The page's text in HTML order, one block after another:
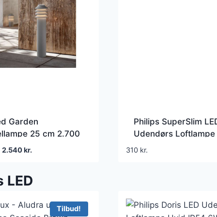
Garden
25 cm 2.700
– Louis
Den
var:
2.540kr.Den
er:
Philips SuperSlim
Udendørs
Ø250 mm IP54 15W
310 kr.
LED
Tilbud!